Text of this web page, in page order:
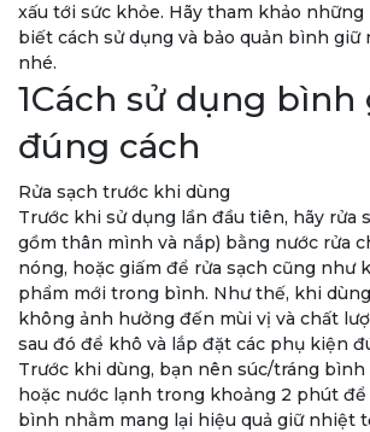
xấu tới sức khỏe. Hãy tham khảo những
biết cách sử dụng và bảo quản bình giữ
nhé.
1Cách sử dụng
đúng cách
Rửa sạch trước khi dùng
Trước khi sử dụng lần đầu tiên, hãy rửa
gồm thân mình và nắp) bằng nước rửa
nóng, hoặc giấm để rửa sạch cũng như
phẩm mới trong bình. Như thế, khi
không ảnh hưởng đến mùi vị và chất
sau đó để khô và lắp đặt các phụ kiện
Trước khi dùng, bạn nên súc/tráng
hoặc nước lạnh trong khoảng 2 phút
bình nhằm mang lại hiệu quả giữ nhiệt